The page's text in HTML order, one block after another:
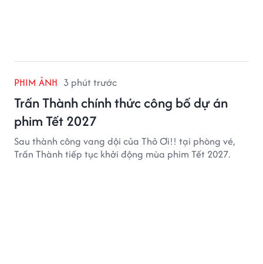
PHIM ẢNH 3 phút trước
Trấn Thành chính thức công bố dự án
phim Tết 2027
Sau thành công vang dội của Thỏ Ơi!! tại phòng vé,
Trấn Thành tiếp tục khởi động mùa phim Tết 2027.